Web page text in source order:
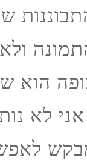
הוא
לא